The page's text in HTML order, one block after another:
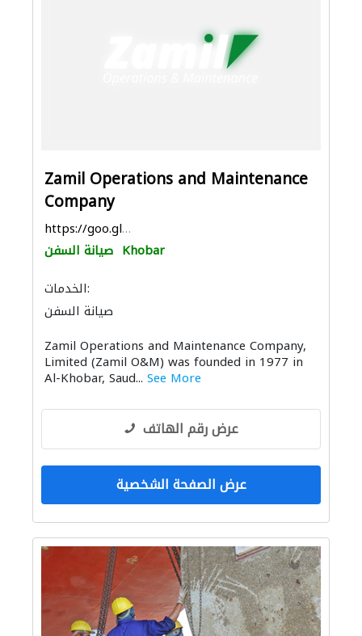
Zamil Operations and Maintenance
Company
https://goo.gl/maps/jNX5HheNNHKiBn3d9
صيانة السفن Khobar
الخدمات:
صيانة السفن
Zamil Operations and Maintenance Company,
Limited (Zamil O&M) was founded in 1977 in
Al-Khobar, Saud... See More
عرض رقم الهاتف
عرض الصفحة الشخصية